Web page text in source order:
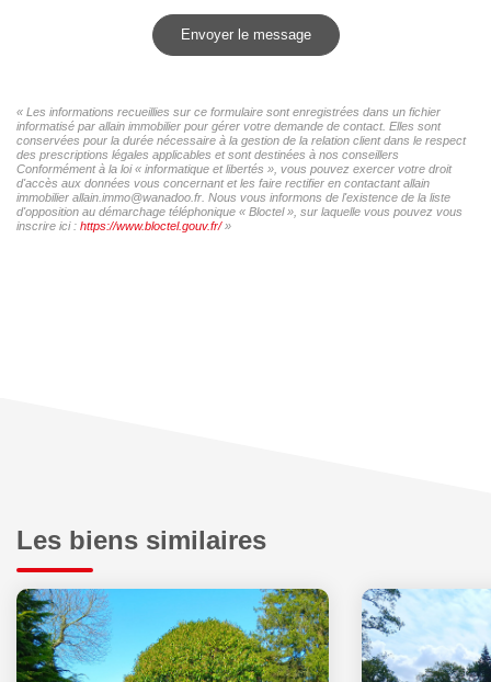
Envoyer le message
« Les informations recueillies sur ce formulaire sont enregistrées dans un fichier
informatisé par allain immobilier pour gérer votre demande de contact. Elles sont
conservées pour la durée nécessaire à la gestion de la relation client dans le respect
des prescriptions légales applicables et sont destinées à nos conseillers
Conformément à la loi « informatique et libertés », vous pouvez exercer votre droit
d'accès aux données vous concernant et les faire rectifier en contactant allain
immobilier allain.immo@wanadoo.fr. Nous vous informons de l'existence de la liste
d'opposition au démarchage téléphonique « Bloctel », sur laquelle vous pouvez vous
inscrire ici : https://www.bloctel.gouv.fr/»
Les biens similaires